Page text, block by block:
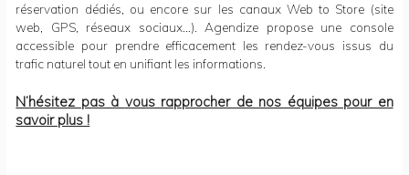
réservation dédiés, ou encore sur les canaux Web to Store (site
web, GPS, réseaux sociaux…). Agendize propose une console
accessible pour prendre efficacement les rendez-vous issus du
trafic naturel tout en unifiant les informations.
N’hésitez pas à vous rapprocher de nos équipespour en
savoir plus !